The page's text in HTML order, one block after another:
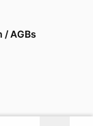
/ AGBs